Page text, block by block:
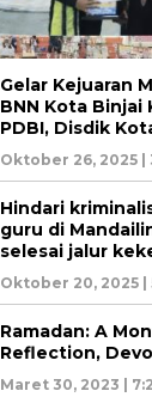
Gelar Kejuaran
BNN Kota Binjai
PDBI, Disdik
Oktober 26, 2025 |
Hindari
guru di
selesai jalur
Oktober 20, 2025 |
Ramadan: A
Reflection,
Maret 30, 2023 |